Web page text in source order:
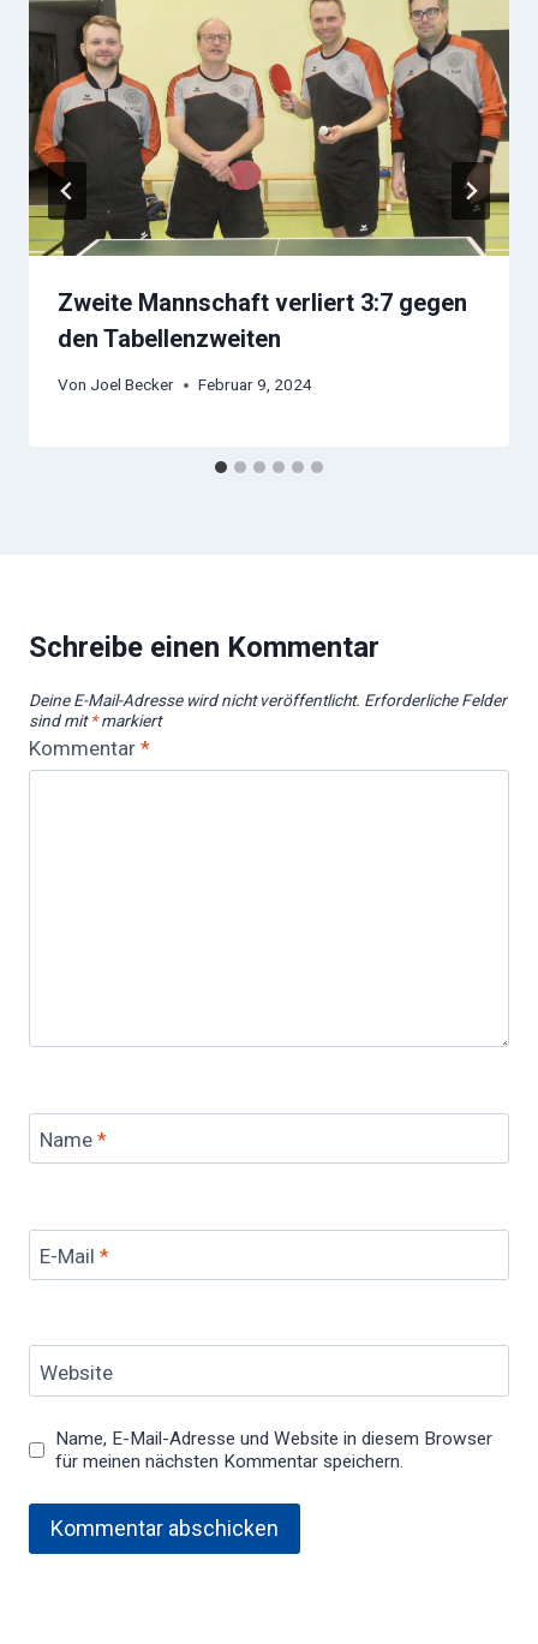
Zweite Mannschaft verliert 3:7 gegen
den Tabellenzweiten
Von Joel Becker Februar 9, 2024
Schreibe einen Kommentar
Deine E-Mail-Adresse wird nicht veröffentlicht. Erforderliche Felder
sind mit*markiert
Kommentar *
Name *
E-Mail *
Website
Name, E-Mail-Adresse und Website in diesem Browser
für meinen nächsten Kommentar speichern.